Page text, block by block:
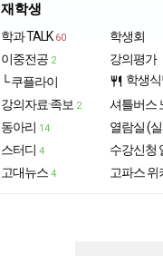
재학생
학과 TALK 60
이중전공 2
└ 쿠플라이
강의자료·족보 2
동아리 14
스터디 4
고대뉴스 4
학생회
강의평가
restaurant 학생
셔틀버스
열람실 (
수강신청
고파스 위